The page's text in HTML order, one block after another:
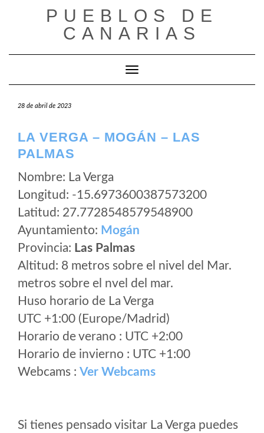
PUEBLOS DE
CANARIAS
Cambiar modo de navegación
28 de abril de 2023
LA VERGA – MOGÁN – LAS
PALMAS
Nombre: La Verga
Longitud: -15.6973600387573200
Latitud: 27.7728548579548900
Ayuntamiento: Mogán
Provincia: Las Palmas
Altitud: 8 metros sobre el nivel del Mar.
metros sobre el nvel del mar.
Huso horario de La Verga
UTC +1:00 (Europe/Madrid)
Horario de verano : UTC +2:00
Horario de invierno : UTC +1:00
Webcams : Ver Webcams
Si tienes pensado visitar La Verga puedes